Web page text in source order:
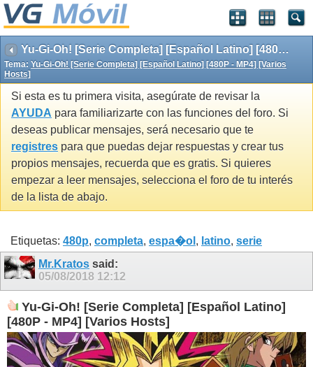
Yu-Gi-Oh! [Serie Completa] [Español Latino] [480P - MP4] [Varios Hosts]
Tema: Yu-Gi-Oh! [Serie Completa] [Español Latino] [480P - MP4] [Varios
Hosts]
Si esta es tu primera visita, asegúrate de revisar la
AYUDA para familiarizarte con las funciones del foro. Si
deseas publicar mensajes, será necesario que te
registres para que puedas dejar respuestas y crear tus
propios mensajes, recuerda que es gratis. Si quieres
empezar a leer mensajes, selecciona el foro de tu interés
de la lista de abajo.
Etiquetas: 480p, completa, espa�ol , latino, serie
Mr.Kratos said:
05/08/2018 12:12
Yu-Gi-Oh! [Serie Completa] [Español Latino]
[480P - MP4] [Varios Hosts]